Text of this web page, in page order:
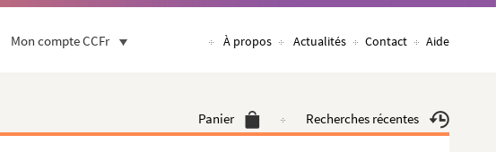
Mon compte CCFr À propos Actualités Contact Aide
Panier Recherches récentes